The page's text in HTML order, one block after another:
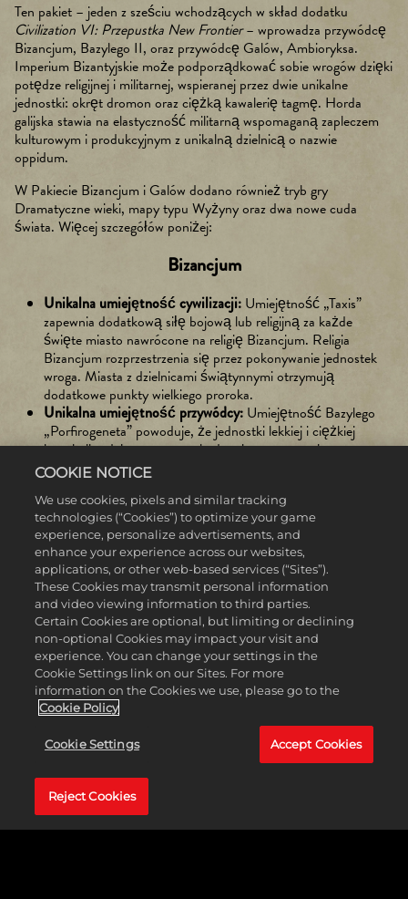
Ten pakiet – jeden z sześciu wchodzących w skład dodatku
Civilization VI: Przepustka New Frontier– wprowadza przywódcę
Bizancjum, Bazylego II, oraz przywódcę Galów, Ambioryksa.
Imperium Bizantyjskie może podporządkować sobie wrogów dzięki
potędze religijnej i militarnej, wspieranej przez dwie unikalne
jednostki: okręt dromon oraz ciężką kawalerię tagmę. Horda
galijska stawia na elastyczność militarną wspomaganą zapleczem
kulturowym i produkcyjnym z unikalną dzielnicą o nazwie
oppidum.
W Pakiecie Bizancjum i Galów dodano również tryb gry
Dramatyczne wieki, mapy typu Wyżyny oraz dwa nowe cuda
świata. Więcej szczegółów poniżej:
Bizancjum
Unikalna umiejętność cywilizacji: Umiejętność „Taxis”
zapewnia dodatkową siłę bojową lub religijną za każde
święte miasto nawrócone na religię Bizancjum. Religia
Bizancjum rozprzestrzenia się przez pokonywanie jednostek
wroga. Miasta z dzielnicami świątynnymi otrzymują
dodatkowe punkty wielkiego proroka.
Unikalna umiejętność przywódcy: Umiejętność Bazylego
„Porfirogeneta” powoduje, że jednostki lekkiej i ciężkiej
kawalerii zadają ogromne szkody miastom wyznającym tę
samą religię co Bizancjum. Odkrycie idei boskiego prawa
kawalerię).
Unikalna jednostka:Bizancjum ma dwie unikalne jednostki:
Okręt dromon (zamiast kwadryremy) – ma większy zasięg i
otrzymuje dodatkową siłę bojową przeciwko wrogim
jednostkom. Tagma (zamiast rycerzy) – zapewnia pobliskim
jednostkom lądowym dodatkową siłę bojową lub religijną.
Unikalna dzielnica:Hipodrom (zamiast dzielnicy
rozrywkowej) – tańsza w budowie, zapewnia dodatkowe
udogodnienia. Wzniesienie hipodromu i budowli w tej dzielnicy
zapewnia również jednostkę ciężkiej kawalerii.
Unikalna umiejętność cywilizacji:
Umiejętność „Kultura
halsztacka” uruchamia bombę kulturową po wybudowaniu
kopalni. Kopalnie zapewniają też wszystkim dzielnicom małą
premię za sąsiedztwo. Wyspecjalizowane dzielnice nie
otrzymują premii za sąsiedztwo innych dzielnic i nie można
ich wznosić w sąsiedztwie centrum miasta.
COOKIE NOTICE
We use cookies, pixels and similar tracking
technologies (“Cookies”) to optimize your game
experience, personalize advertisements, and
enhance your experience across our websites,
applications, or other web-based services (“Sites”).
These Cookies may transmit personal information
and video viewing information to third parties.
Certain Cookies are optional, but limiting or declining
non-optional Cookies may impact your visit and
experience. You can change your settings in the
Cookie Settings link on our Sites. For more
information on the Cookies we use, please go to the
Cookie Policy
Cookie Settings Accept Cookies
Reject Cookies